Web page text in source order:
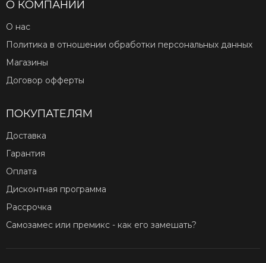
О КОМПАНИИ
О нас
Политика в отношении обработки персональных данных
Магазины
Договор офферты
ПОКУПАТЕЛЯМ
Доставка
Гарантия
Оплата
Дисконтная программа
Рассрочка
Самозамес или премикс - как его замешать?